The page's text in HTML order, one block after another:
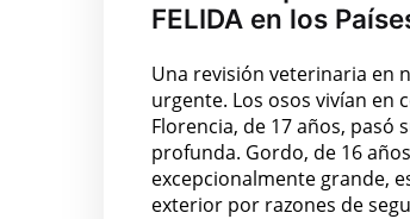
FELIDA en los
Una revisión veterinaria en
urgente. Los osos vivían en
Florencia, de 17 años, pasó
profunda. Gordo, de 16
excepcionalmente grande,
exterior por razones de